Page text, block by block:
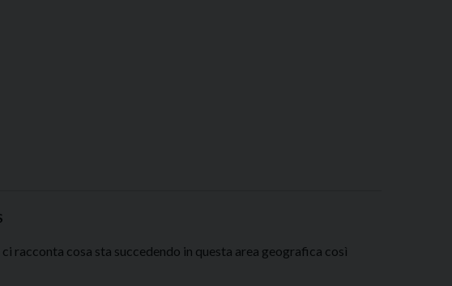
racconta cosa sta succedendo in questa area geografica così